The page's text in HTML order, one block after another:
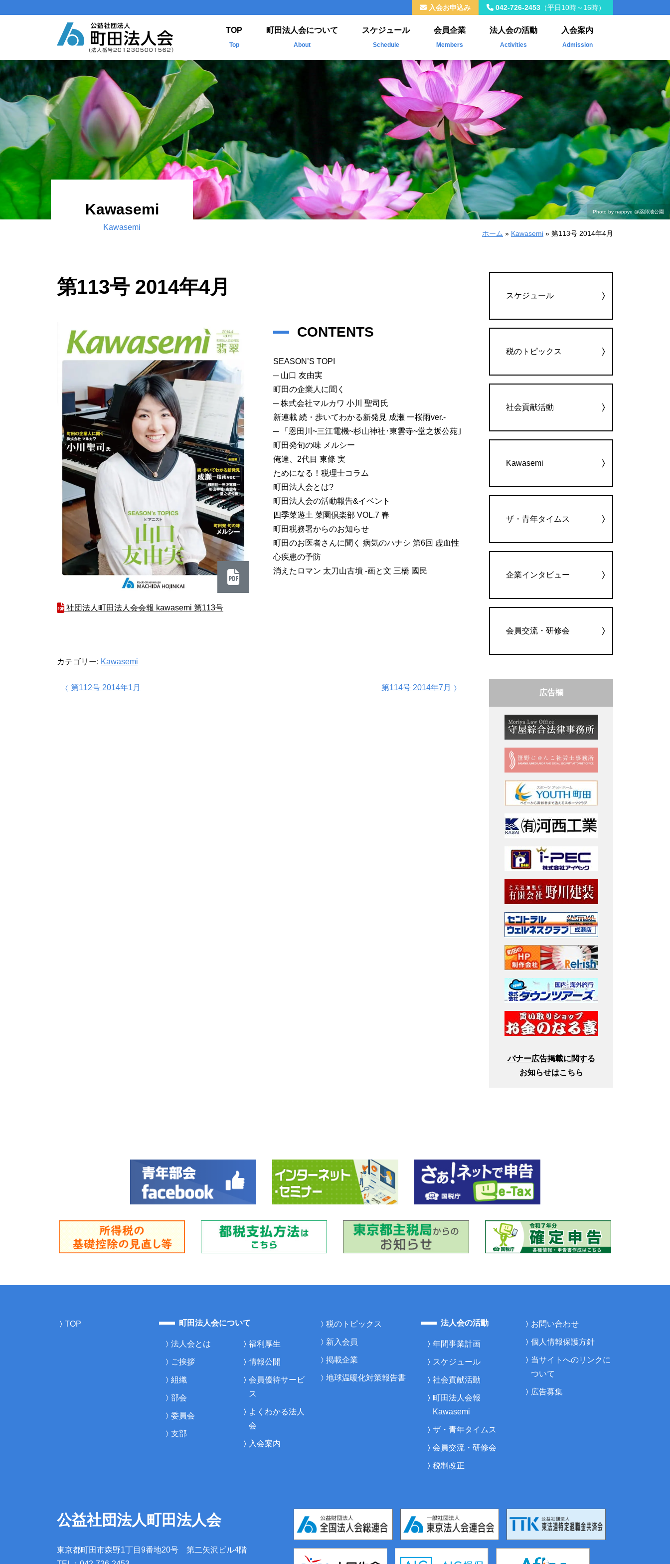
コンテンツへスキップ
メインナビゲーション
TOP
Top
町田法人会について
About
法人会とは
ご挨拶
組織
福利厚生
情報公開
よくわかる法人会
スケジュール
Schedule
会員企業
Members
新入会員
掲載企業
法人会の活動
Activities
年間事業計画
税制改正
社会貢献活動
Kawasemi
ザ・青年タイムス
会員交流・研修会
入会案内
Admission
入会お申込み 042-726-2453 （平日10時～16時）
Kawasemi
Kawasemi
Photo by nappye@薬師池公園
ホーム » Kawasemi » 第113号 2014年4月
第113号 2014年4月
社団法人町田法人会会報 kawasemi 第113号
CONTENTS
SEASON’S TOPI
─ 山口 友由実
町田の企業人に聞く
─ 株式会社マルカワ 小川 聖司氏
新連載 続・歩いてわかる新発見 成瀬 一桜雨ver.-
─ 「恩田川~三江電機~杉山神社･東雲寺~堂之坂公苑｣
町田発旬の味 メルシー
俺達、2代目 東條 実
ためになる！税理士コラム
町田法人会とは?
町田法人会の活動報告&イベント
四季菜遊土 菜園倶楽部 VOL.7 春
町田税務署からのお知らせ
町田のお医者さんに聞く 病気のハナシ 第6回 虚血性
心疾患の予防
消えたロマン 太刀山古墳 -画と文 三橋 國民
カテゴリー: Kawasemi
投稿ナビゲーション
第112号 2014年1月 第114号 2014年7月
スケジュール
税のトピックス
社会貢献活動
Kawasemi
ザ・青年タイムス
企業インタビュー
会員交流・研修会
広告欄
バナー広告掲載に関する
お知らせはこちら
TOP 町田法人会について
法人会とは
ご挨拶
組織
部会
委員会
支部
福利厚生
情報公開
会員優待サービ
ス
よくわかる法人
会
入会案内
税のトピックス
新入会員
掲載企業
地球温暖化対策報告書
法人会の活動
年間事業計画
スケジュール
社会貢献活動
町田法人会報
Kawasemi
ザ・青年タイムス
会員交流・研修会
税制改正
お問い合わせ
個人情報保護方針
当サイトへのリンクに
ついて
広告募集
公益社団法人町田法人会
東京都町田市森野1丁目9番地20号 第二矢沢ビル4階